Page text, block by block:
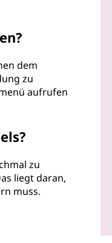
dem
zu
aufrufen
zu
liegt daran,
muss.